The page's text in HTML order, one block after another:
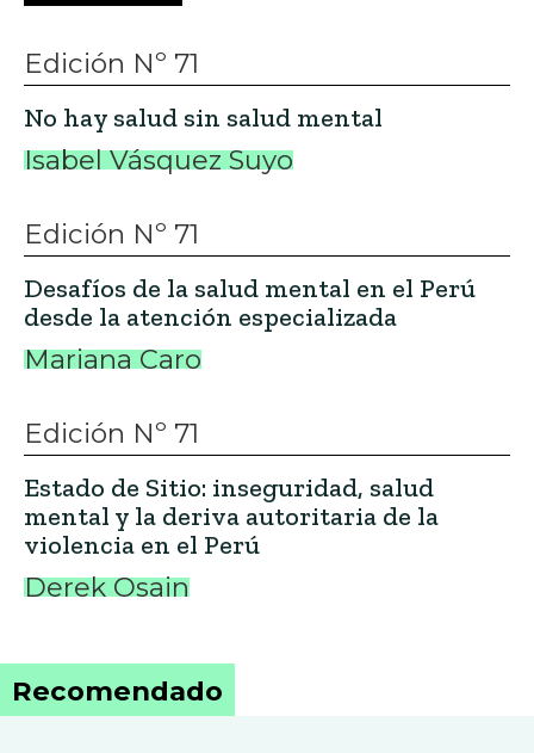
Edición Nº 71
No hay salud sin salud mental
Isabel Vásquez Suyo
Edición Nº 71
Desafíos de la salud mental en el Perú
desde la atención especializada
Mariana Caro
Edición Nº 71
Estado de Sitio: inseguridad, salud
mental y la deriva autoritaria de la
violencia en el Perú
Derek Osain
Recomendado